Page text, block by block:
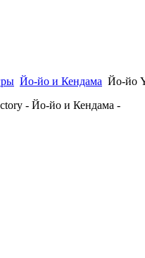
Йо-йо и Кендама Йо-йо
- Йо-йо и Кендама -